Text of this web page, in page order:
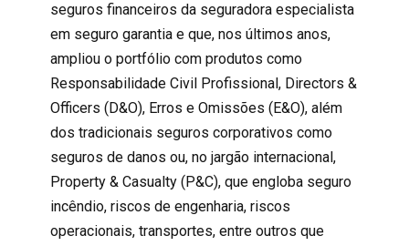
seguros financeiros da seguradora especialista
em seguro garantia e que, nos últimos anos,
ampliou o portfólio com produtos como
Responsabilidade Civil Profissional, Directors &
Officers (D&O), Erros e Omissões (E&O), além
dos tradicionais seguros corporativos como
seguros de danos ou, no jargão internacional,
Property & Casualty (P&C), que engloba seguro
incêndio, riscos de engenharia, riscos
operacionais, transportes, entre outros que